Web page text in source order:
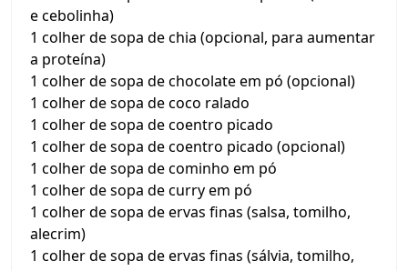
e cebolinha)
1 colher de sopa de chia (opcional, para aumentar
a proteína)
1 colher de sopa de chocolate em pó (opcional)
1 colher de sopa de coco ralado
1 colher de sopa de coentro picado
1 colher de sopa de coentro picado (opcional)
1 colher de sopa de cominho em pó
1 colher de sopa de curry em pó
1 colher de sopa de ervas finas (salsa, tomilho,
alecrim)
1 colher de sopa de ervas finas (sálvia, tomilho,